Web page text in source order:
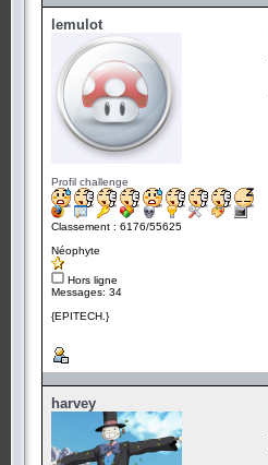
lemulot
Profil challenge
Classement : 6176/55625
Néophyte
Hors ligne
Messages: 34
{EPITECH.}
harvey